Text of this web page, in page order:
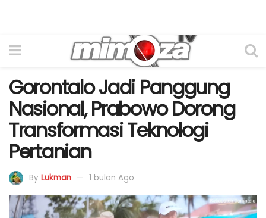
Gorontalo Jadi Panggung
Nasional, Prabowo Dorong
Transformasi Teknologi
Pertanian
By Lukman 1 bulan Ago